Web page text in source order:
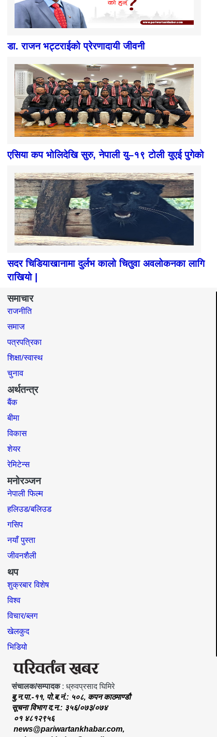
डा. राजन भट्टराईको प्रेरणादायी जीवनी
एसिया कप भोलिदेखि सुरु, नेपाली यु–१९ टोली युएई पुगेको
सदर चिडियाखानामा दुर्लभ कालो चितुवा अवलोकनका लागि
राखियो |
समाचार
राजनीति
समाज​
पत्रपत्रिका
शिक्षा/स्वास्थ
चुनाव
अर्थतन्त्र
बैंक
बीमा
विकास
शेयर
रेमिटेन्स
मनोरञ्जन
नेपाली फिल्म
हलिउड/बलिउड
गसिप
नयाँ पुस्ता
जीवनशैली
थप
शुक्रबार विशेष
विश्व
विचार/ब्लग
खेलकुद
भिडियो
संचालक/सम्पादक: ध्रुवप्रसाद घिमिरे
बु.न.पा.-११, पो.ब.नं.: ५०८, कपन काठमाण्डौ
सूचना विभाग द.न.: ३५६/०७३/०७४
०१ ४८१२९५६
news@pariwartankhabar.com,